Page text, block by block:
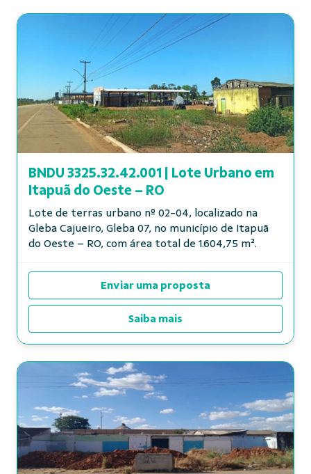
BNDU 3325.32.42.001 | Lote Urbano em
Itapuã do Oeste – RO
Lote de terras urbano nº 02-04, localizado na
Gleba Cajueiro, Gleba 07, no município de Itapuã
do Oeste – RO, com área total de 1.604,75 m².
Enviar uma proposta
Saiba mais